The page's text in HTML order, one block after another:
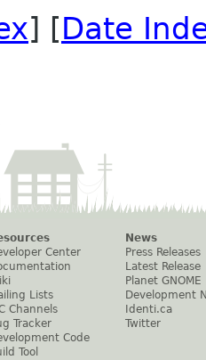
] [Date
Center
Lists
Channels
Tracker
Code
Tool
News
Press Releases
Latest Release
Planet GNOME
Development
Identi.ca
Twitter